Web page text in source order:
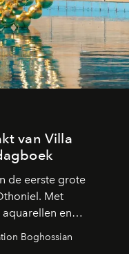
van Villa
de eerste grote
Met
en
kunstenaar
de herinnering
Boghossian